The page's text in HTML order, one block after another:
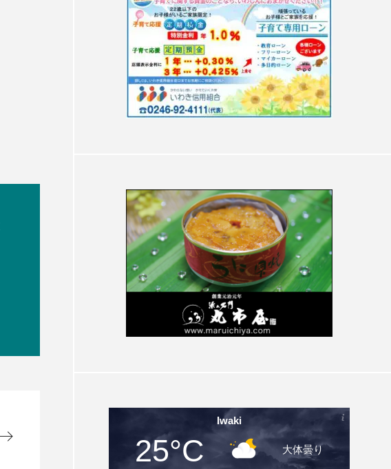
Iwaki
25°C 大体曇り